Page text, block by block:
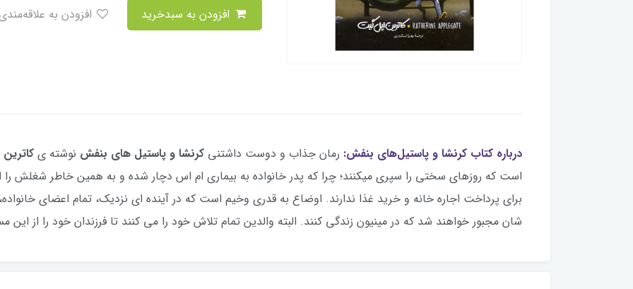
درباره کتاب کرنشا و پاستیل‌های بنفش: رمان جذاب و دوست داشتنی کرنشا و پاستیل های بنفش نوشته ی
است که روزهای سختی را سپری میکنند؛ چرا که پدر خانواده به بیماری ام اس دچار شده و به همین خاطر شغلش
برای پرداخت اجاره خانه و خرید غذا ندارند. اوضاع به قدری وخیم است که در آینده ای نزدیک، تمام اعضای
شان مجبور خواهند شد که در مینیون زندگی کنند. البته والدین تمام تلاش خود را می کنند تا فرزندان خود را از این